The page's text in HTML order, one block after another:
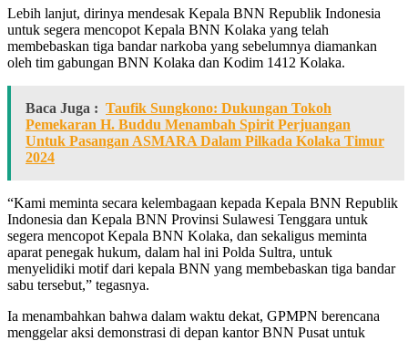
Lebih lanjut, dirinya mendesak Kepala BNN Republik Indonesia
untuk segera mencopot Kepala BNN Kolaka yang telah
membebaskan tiga bandar narkoba yang sebelumnya diamankan
oleh tim gabungan BNN Kolaka dan Kodim 1412 Kolaka.
Baca Juga : Taufik Sungkono: Dukungan Tokoh
Pemekaran H. Buddu Menambah Spirit Perjuangan
Untuk Pasangan ASMARA Dalam Pilkada Kolaka Timur
2024
“Kami meminta secara kelembagaan kepada Kepala BNN Republik
Indonesia dan Kepala BNN Provinsi Sulawesi Tenggara untuk
segera mencopot Kepala BNN Kolaka, dan sekaligus meminta
aparat penegak hukum, dalam hal ini Polda Sultra, untuk
menyelidiki motif dari kepala BNN yang membebaskan tiga bandar
sabu tersebut,” tegasnya.
Ia menambahkan bahwa dalam waktu dekat, GPMPN berencana
menggelar aksi demonstrasi di depan kantor BNN Pusat untuk